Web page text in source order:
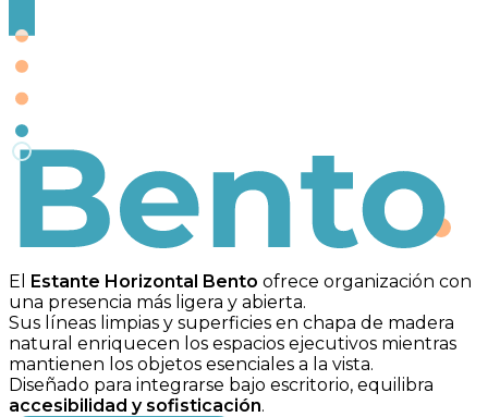
Bento
El Estante Horizontal Bento ofrece organización con
una presencia más ligera y abierta.
Sus líneas limpias y superficies en chapa de madera
natural enriquecen los espacios ejecutivos mientras
mantienen los objetos esenciales a la vista.
Diseñado para integrarse bajo escritorio, equilibra
accesibilidad y sofisticación.